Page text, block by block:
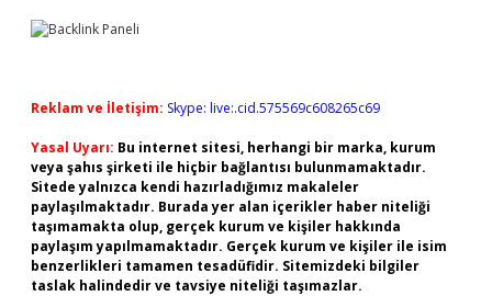
Reklam ve İletişim: Skype: live:.cid.575569c608265c69
Yasal Uyarı: Bu internet sitesi, herhangi bir marka, kurum
veya şahıs şirketi ile hiçbir bağlantısı bulunmamaktadır.
Sitede yalnızca kendi hazırladığımız makaleler
paylaşılmaktadır. Burada yer alan içerikler haber niteliği
taşımamakta olup, gerçek kurum ve kişiler hakkında
paylaşım yapılmamaktadır. Gerçek kurum ve kişiler ile isim
benzerlikleri tamamen tesadüfidir. Sitemizdeki bilgiler
taslak halindedir ve tavsiye niteliği taşımazlar.